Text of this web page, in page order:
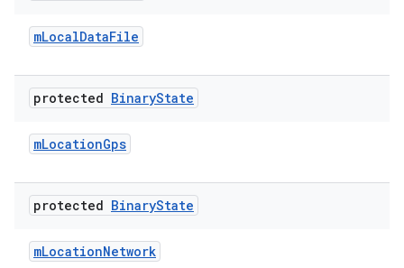
mLocalDataFile
protected BinaryState
mLocationGps
protected BinaryState
mLocationNetwork